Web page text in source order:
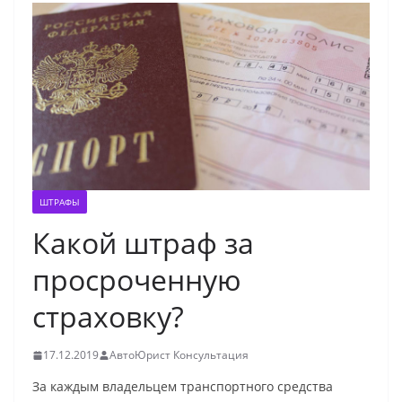
ШТРАФЫ
Какой штраф за
просроченную
страховку?
17.12.2019 АвтоЮрист Консультация
За каждым владельцем транспортного средства